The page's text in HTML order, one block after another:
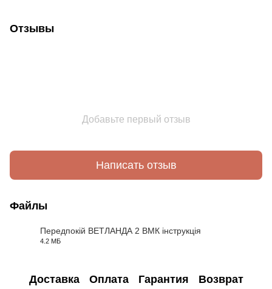
Отзывы
Добавьте первый отзыв
Написать отзыв
Файлы
Передпокій ВЕТЛАНДА 2 ВМК інструкція
4.2 МБ
Доставка Оплата Гарантия Возврат